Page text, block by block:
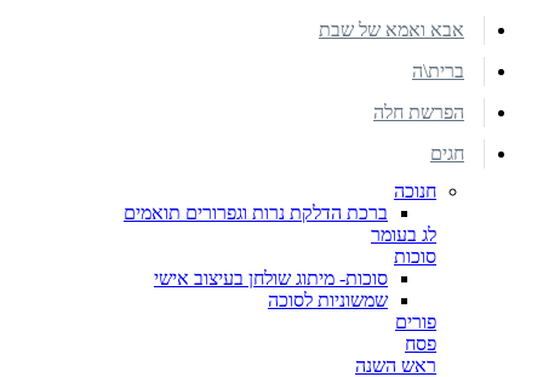
אבא ואמא של שבת
ברית\ה
הפרשת חלה
חגים
חנוכה
ברכת הדלקת נרות וגפרורים תואמים
לג בעומר
סוכות
סוכות- מיתוג שולחן בעיצוב אישי
שמשוניות לסוכה
פורים
פסח
ראש השנה